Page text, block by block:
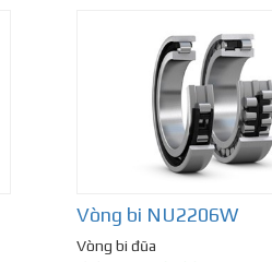
Vòng bi NU2206W
Vòng bi đũa